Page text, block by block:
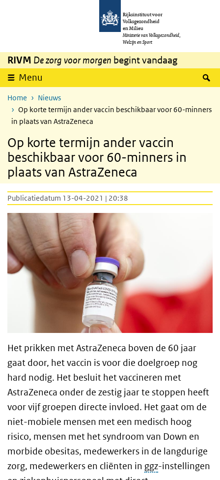
Overslaan en naar de inhoud gaan
Rijksinstituut voor
Volksgezondheid
en Milieu
Ministerie van Volksgezondheid,
Welzijn en Sport
RIVM De zorg voor morgen begint vandaag
Menu
Home
Nieuws
Op korte termijn ander vaccin beschikbaar voor 60-minners
in plaats van AstraZeneca
Op korte termijn ander vaccin
beschikbaar voor 60-minners in
plaats van AstraZeneca
Publicatiedatum 13-04-2021 | 20:38
Het prikken met AstraZeneca boven de 60 jaar
gaat door, het vaccin is voor die doelgroep nog
hard nodig. Het besluit het vaccineren met
AstraZeneca onder de zestig jaar te stoppen heeft
voor vijf groepen directe invloed. Het gaat om de
niet-mobiele mensen met een medisch hoog
risico, mensen met het syndroom van Down en
morbide obesitas, medewerkers in de langdurige
zorg, medewerkers en cliënten in ggz-instellingen